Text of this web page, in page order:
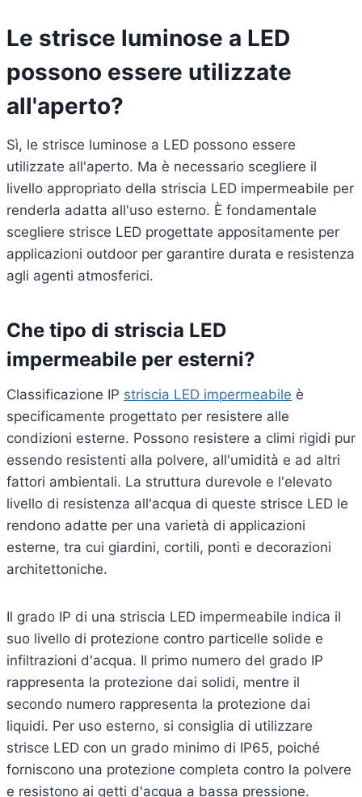
Le strisce luminose a LED
possono essere utilizzate
all'aperto?
Sì, le strisce luminose a LED possono essere
utilizzate all'aperto. Ma è necessario scegliere il
livello appropriato della striscia LED impermeabile per
renderla adatta all'uso esterno. È fondamentale
scegliere strisce LED progettate appositamente per
applicazioni outdoor per garantire durata e resistenza
agli agenti atmosferici.
Che tipo di striscia LED
impermeabile per esterni?
Classificazione IP striscia LED impermeabile è
specificamente progettato per resistere alle
condizioni esterne. Possono resistere a climi rigidi pur
essendo resistenti alla polvere, all'umidità e ad altri
fattori ambientali. La struttura durevole e l'elevato
livello di resistenza all'acqua di queste strisce LED le
rendono adatte per una varietà di applicazioni
esterne, tra cui giardini, cortili, ponti e decorazioni
architettoniche.
Il grado IP di una striscia LED impermeabile indica il
suo livello di protezione contro particelle solide e
infiltrazioni d'acqua. Il primo numero del grado IP
rappresenta la protezione dai solidi, mentre il
secondo numero rappresenta la protezione dai
liquidi. Per uso esterno, si consiglia di utilizzare
strisce LED con un grado minimo di IP65, poiché
forniscono una protezione completa contro la polvere
e resistono ai getti d'acqua a bassa pressione.